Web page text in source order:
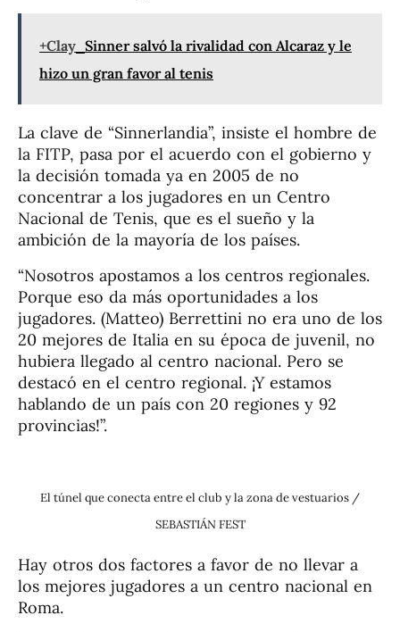
+Clay Sinner salvó la rivalidad con Alcaraz y le
hizo un gran favor al tenis
La clave de “Sinnerlandia”, insiste el hombre de
la FITP, pasa por el acuerdo con el gobierno y
la decisión tomada ya en 2005 de no
concentrar a los jugadores en un Centro
Nacional de Tenis, que es el sueño y la
ambición de la mayoría de los países.
“Nosotros apostamos a los centros regionales.
Porque eso da más oportunidades a los
jugadores. (Matteo) Berrettini no era uno de los
20 mejores de Italia en su época de juvenil, no
hubiera llegado al centro nacional. Pero se
destacó en el centro regional. ¡Y estamos
hablando de un país con 20 regiones y 92
provincias!”.
El túnel que conecta entre el club y la zona de vestuarios /
SEBASTIÁN FEST
Hay otros dos factores a favor de no llevar a
los mejores jugadores a un centro nacional en
Roma.